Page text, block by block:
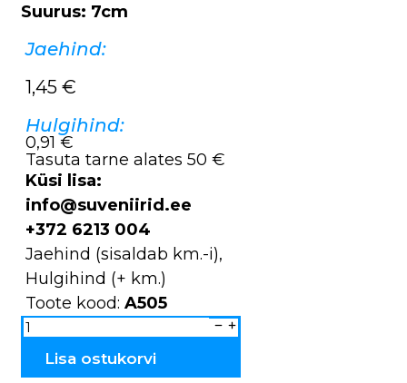
Suurus: 7cm
Jaehind:
1,45 €
Hulgihind:
0,91 €
Tasuta tarne alates 50 €
Küsi lisa:
info@suveniirid.ee
+372 6213 004
Jaehind (sisaldab km.-i),
Hulgihind (+ km.)
Toote kood: A505
Pehme
magnet
Põder
Lisa ostukorvi